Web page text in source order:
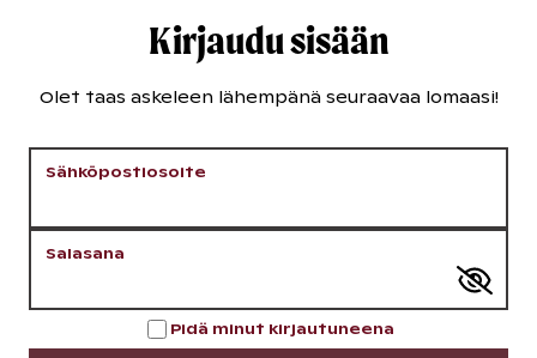
Kirjaudu sisään
Olet taas askeleen lähempänä seuraavaa lomaasi!
Sähköpostiosoite
Salasana
Pidä minut kirjautuneena